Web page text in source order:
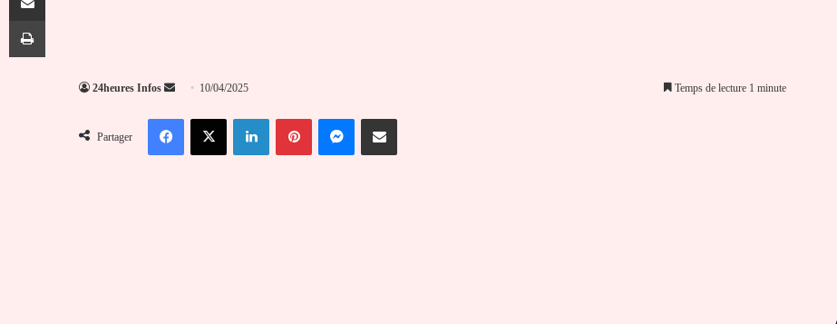
24heures Infos
Envoyer
courriel
10/04/2025 Temps de lecture 1 minute
Partager
FacebookX LinkedinPinterestMessengerPartager par email